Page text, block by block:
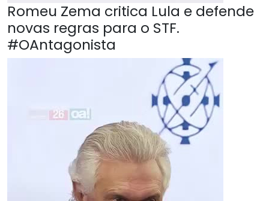
Romeu Zema critica Lula e defende
novas regras para o STF.
#OAntagonista